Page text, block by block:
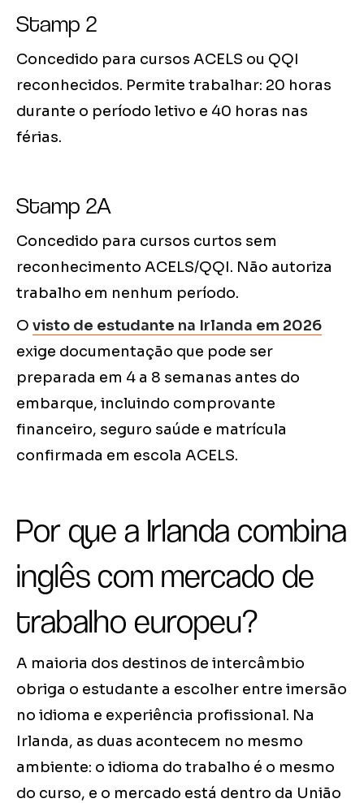
Stamp 2
Concedido para cursos ACELS ou QQI
reconhecidos. Permite trabalhar: 20 horas
durante o período letivo e 40 horas nas
férias.
Stamp 2A
Concedido para cursos curtos sem
reconhecimento ACELS/QQI. Não autoriza
trabalho em nenhum período.
O visto de estudante na Irlanda em 2026
exige documentação que pode ser
preparada em 4 a 8 semanas antes do
embarque, incluindo comprovante
financeiro, seguro saúde e matrícula
confirmada em escola ACELS.
Por que a Irlanda combina
inglês com mercado de
trabalho europeu?
A maioria dos destinos de intercâmbio
obriga o estudante a escolher entre imersão
no idioma e experiência profissional. Na
Irlanda, as duas acontecem no mesmo
ambiente: o idioma do trabalho é o mesmo
do curso, e o mercado está dentro da União